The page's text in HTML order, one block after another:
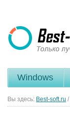
Windows
Вы здесь: Best-soft.ru /